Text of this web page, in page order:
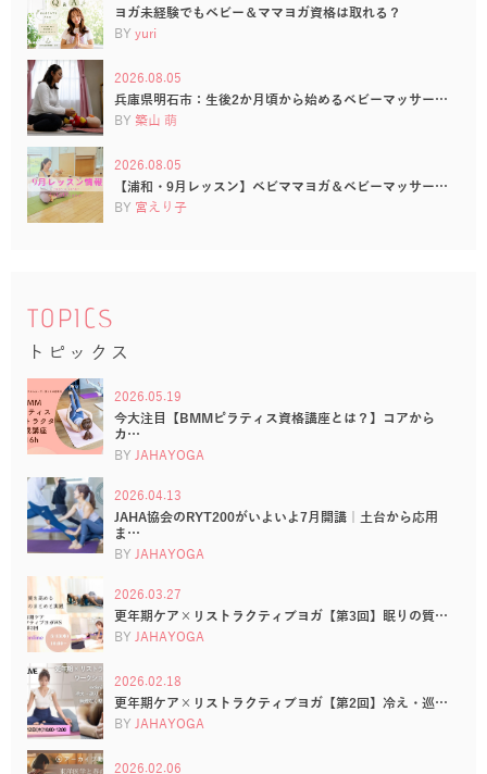
ヨガ未経験でもベビー＆ママヨガ資格は取れる？
BY yuri
2026.08.05
兵庫県明石市：生後2か月頃から始めるベビーマッサー…
BY 築山 萌
2026.08.05
【浦和・9月レッスン】ベビママヨガ＆ベビーマッサー…
BY 宮えり子
TOPICS
トピックス
2026.05.19
今大注目【BMMピラティス資格講座とは？】コアから
カ…
BY JAHAYOGA
2026.04.13
JAHA協会のRYT200がいよいよ7月開講｜土台から応用
ま…
BY JAHAYOGA
2026.03.27
更年期ケア×リストラクティブヨガ【第3回】眠りの質…
BY JAHAYOGA
2026.02.18
更年期ケア×リストラクティブヨガ【第2回】冷え・巡…
BY JAHAYOGA
2026.02.06